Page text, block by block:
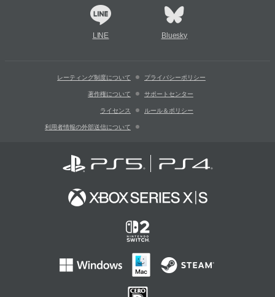
LINE Bluesky
レーティング制度について プライバシーポリシー
著作権について サポートセンター
ライセンス ルール＆ポリシー
利用者情報の外部送信について